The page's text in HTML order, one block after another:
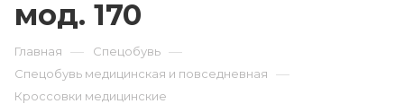
мод. 170
Главная — Спецобувь —
Спецобувь медицинская и повседневная —
Кроссовки медицинские